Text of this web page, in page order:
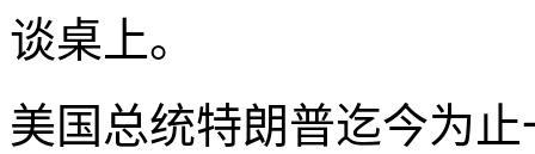
谈桌上。
美国总统特朗普迄今为